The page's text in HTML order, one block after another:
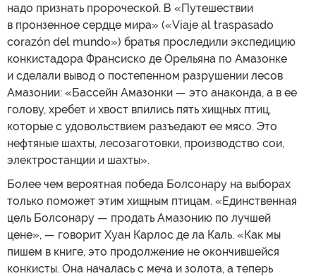
надо признать пророческой. В «Путешествии
в пронзенное сердце мира» («Viaje al traspasado
corazón del mundo») братья проследили экспедицию
конкистадора Франсиско де Орельяна по Амазонке
и сделали вывод о постепенном разрушении лесов
Амазонии: «Бассейн Амазонки — это анаконда, а в ее
голову, хребет и хвост впились пять хищных птиц,
которые с удовольствием разъедают ее мясо. Это
нефтяные шахты, лесозаготовки, производство сои,
электростанции и шахты».
Более чем вероятная победа Болсонару на выборах
только поможет этим хищным птицам. «Единственная
цель Болсонару — продать Амазонию по лучшей
цене», — говорит Хуан Карлос де ла Каль. «Как мы
пишем в книге, это продолжение не окончившейся
конкисты. Она началась с меча и золота, а теперь